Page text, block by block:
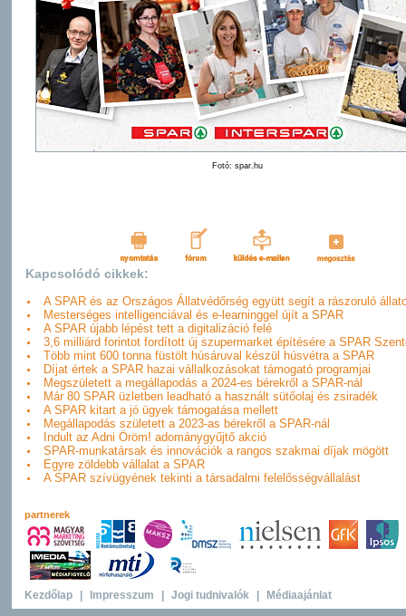
Fotó: spar.hu
Kapcsolódó cikkek:
A SPAR és az Országos Állatvédőrség együtt segít a rászoruló
Mesterséges intelligenciával és e-learninggel újít a SPAR
A SPAR újabb lépést tett a digitalizáció felé
3,6 milliárd forintot fordított új szupermarket építésére a SPAR
Több mint 600 tonna füstölt húsáruval készül húsvétra a SPAR
Díjat értek a SPAR hazai vállalkozásokat támogató programjai
Megszületett a megállapodás a 2024-es bérekről a SPAR-nál
Már 80 SPAR üzletben leadható a használt sütőolaj és zsiradék
A SPAR kitart a jó ügyek támogatása mellett
Megállapodás született a 2023-as bérekről a SPAR-nál
Indult az Adni Öröm! adománygyűjtő akció
SPAR-munkatársak és innovációk a rangos szakmai díjak mögött
Egyre zöldebb vállalat a SPAR
A SPAR szívügyének tekinti a társadalmi felelősségvállalást
partnerek
Kezdőlap Impresszum Jogi tudnivalók Médiaajánlat